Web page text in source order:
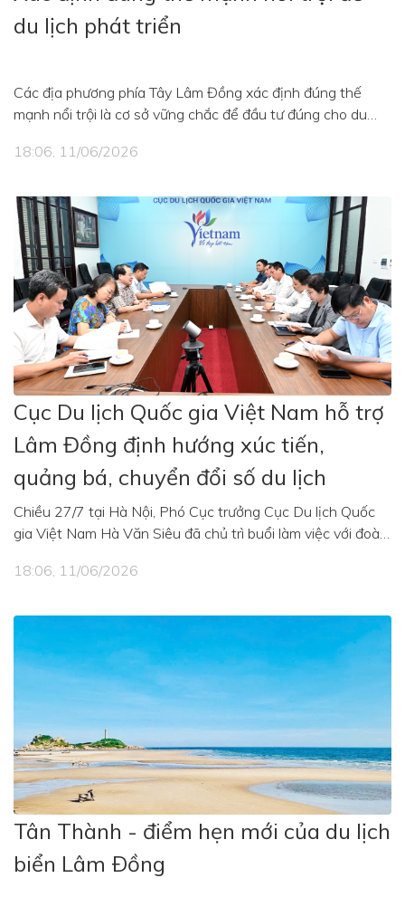
du lịch phát triển
Các địa phương phía Tây Lâm Đồng xác định đúng thế
mạnh nổi trội là cơ sở vững chắc để đầu tư đúng cho du
18:06, 11/06/2026
Cục Du lịch Quốc gia Việt Nam hỗ trợ
Lâm Đồng định hướng xúc tiến,
quảng bá, chuyển đổi số du lịch
Chiều 27/7 tại Hà Nội, Phó Cục trưởng Cục Du lịch Quốc
gia Việt Nam Hà Văn Siêu đã chủ trì buổi làm việc với đoàn
hoạt động xúc tiến, quảng bá du lịch địa phương trong thời
18:06, 11/06/2026
Tân Thành - điểm hẹn mới của du lịch
biển Lâm Ðồng